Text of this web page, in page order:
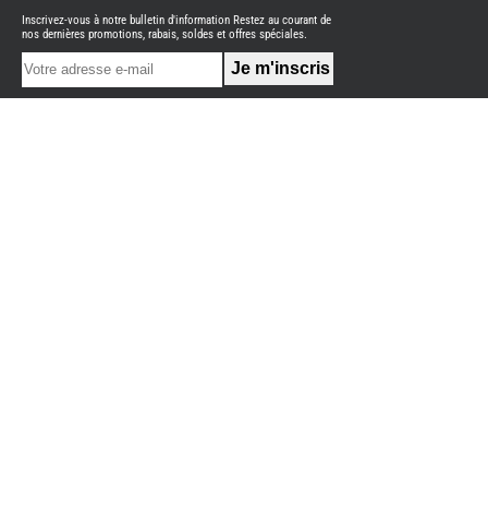
NEUFS
FOURGON
BENIMAR
FOURGON
Inscrivez-vous à notre bulletin d'information Restez au courant de
nos dernières promotions, rabais, soldes et offres spéciales.